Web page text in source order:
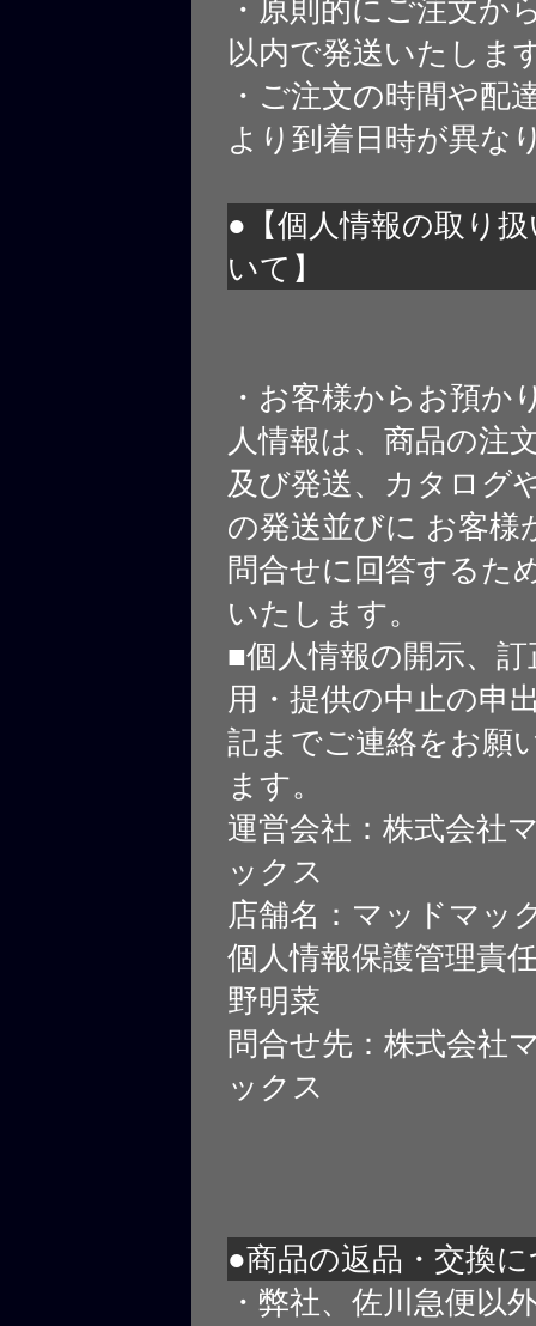
・原則的にご注文か
以内で発送いたしま
・ご注文の時間や配
より到着日時が異な
●【個人情報の取り
いて】
・お客様からお預か
人情報は、商品の注
及び発送、カタログ
の発送並びに お客様
問合せに回答するた
いたします。
■個人情報の開示、
用・提供の中止の申
記までご連絡をお願
ます。
運営会社：株式会社
ックス
店舗名：マッドマッ
個人情報保護管理責
野明菜
問合せ先：株式会社
ックス
●商品の返品・交換
・弊社、佐川急便以